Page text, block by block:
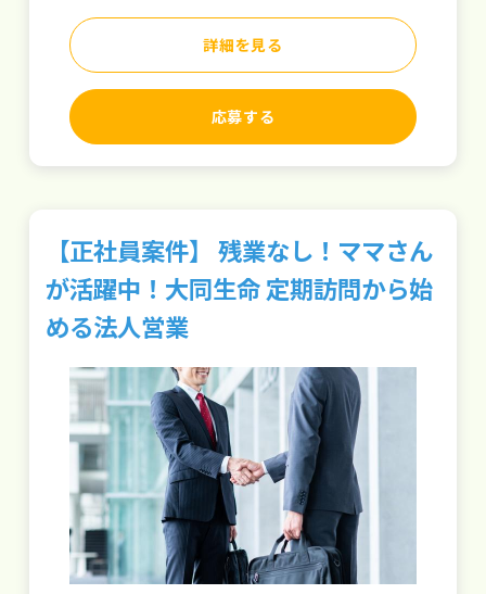
詳細を見る
応募する
【正社員案件】 残業なし！ママさん
が活躍中！大同生命 定期訪問から始
める法人営業